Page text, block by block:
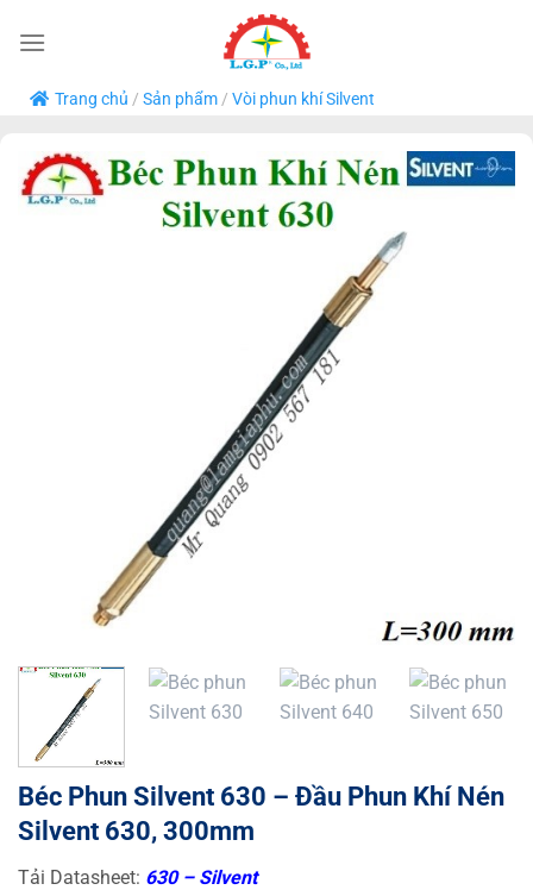
qua
dung
Trang chủ / Sản phẩm/ Vòi phun khí Silvent
Béc Phun Silvent 630 – Đầu Phun Khí Nén
Silvent 630, 300mm
Tải Datasheet: 630 – Silvent